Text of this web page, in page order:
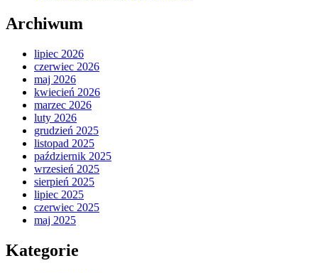
Archiwum
lipiec 2026
czerwiec 2026
maj 2026
kwiecień 2026
marzec 2026
luty 2026
grudzień 2025
listopad 2025
październik 2025
wrzesień 2025
sierpień 2025
lipiec 2025
czerwiec 2025
maj 2025
Kategorie